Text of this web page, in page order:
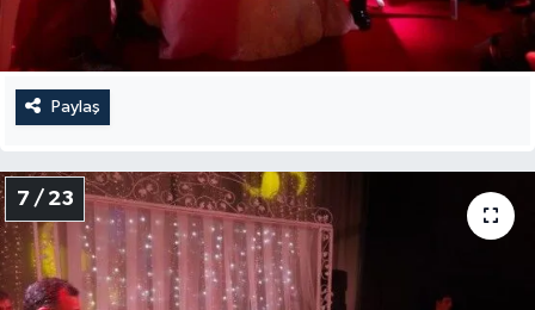
Paylaş
7 / 23